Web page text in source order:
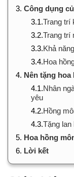
3. Công dụng
3.1.Trang trí
3.2.Trang trí
3.3.Khả
3.4.Hoa
4. Nên tặng
4.1.Nhân
yêu
4.2.Hồng
4.3.Tặng lan
5. Hoa hồng
6. Lời kết